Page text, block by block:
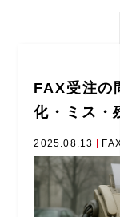
FAX受注の
化・ミス・
2025.08.13